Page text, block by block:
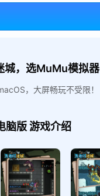
城，选MuMu模拟器
，大屏畅玩不受限！
脑版游戏介绍